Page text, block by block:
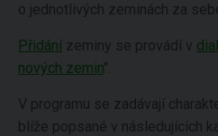
o jednotlivých zeminách za
Přidání zeminy se provádí v
nových zemin".
V programu se zadávají
blíže popsané v následujících